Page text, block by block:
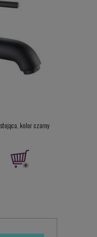
kolor czarny